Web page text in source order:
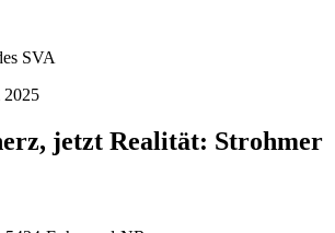
SVA
2025
jetzt Realität: Strohmer